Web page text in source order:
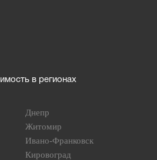
в регионах
Днепр
Житомир
Ивано-Франковск
Кировоград